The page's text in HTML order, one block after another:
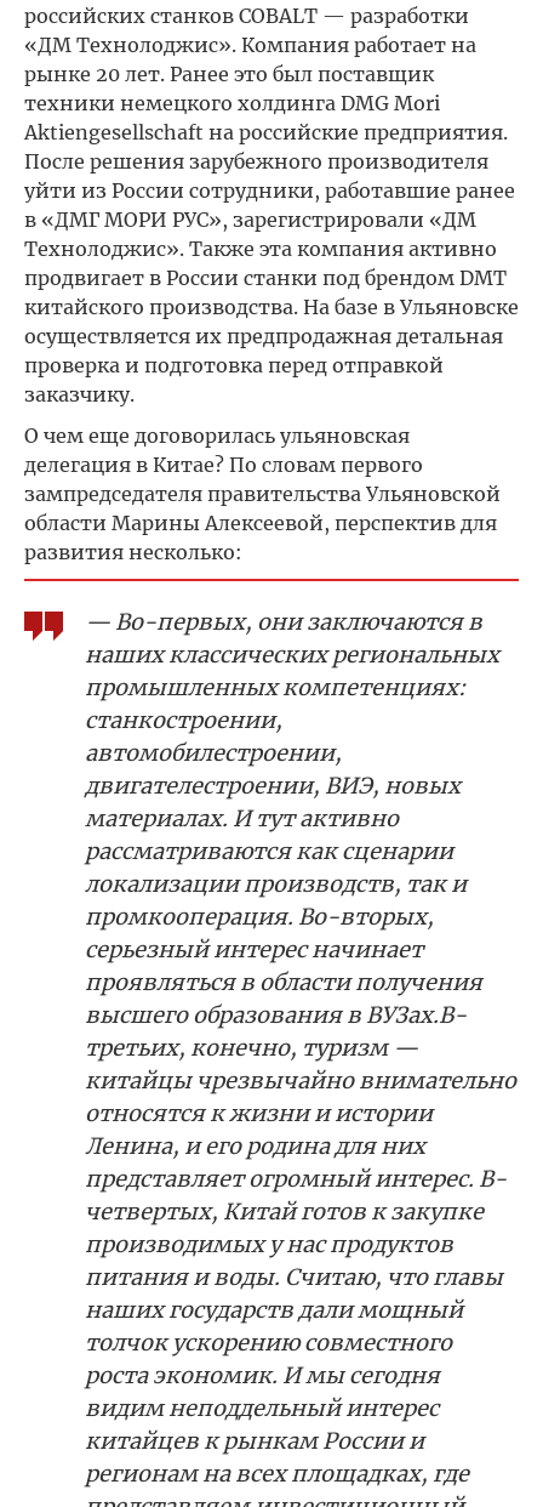
российских станков COBALT — разработки
«ДМ Технолоджис». Компания работает на
рынке 20 лет. Ранее это был поставщик
техники немецкого холдинга DMG Mori
Aktiengesellschaft на российские предприятия.
После решения зарубежного производителя
уйти из России сотрудники, работавшие ранее
в «ДМГ МОРИ РУС», зарегистрировали «ДМ
Технолоджис». Также эта компания активно
продвигает в России станки под брендом DMT
китайского производства. На базе в Ульяновске
осуществляется их предпродажная детальная
проверка и подготовка перед отправкой
заказчику.
О чем еще договорилась ульяновская
делегация в Китае? По словам первого
зампредседателя правительства Ульяновской
области Марины Алексеевой, перспектив для
развития несколько:
— Во-первых, они заключаются в
наших классических региональных
промышленных компетенциях:
станкостроении,
автомобилестроении,
двигателестроении, ВИЭ, новых
материалах. И тут активно
рассматриваются как сценарии
локализации производств, так и
промкооперация. Во-вторых,
серьезный интерес начинает
проявляться в области получения
высшего образования в ВУЗах.В-
третьих, конечно, туризм —
китайцы чрезвычайно внимательно
относятся к жизни и истории
Ленина, и его родина для них
представляет огромный интерес. В-
четвертых, Китай готов к закупке
производимых у нас продуктов
питания и воды. Считаю, что главы
наших государств дали мощный
толчок ускорению совместного
роста экономик. И мы сегодня
видим неподдельный интерес
китайцев к рынкам России и
регионам на всех площадках, где